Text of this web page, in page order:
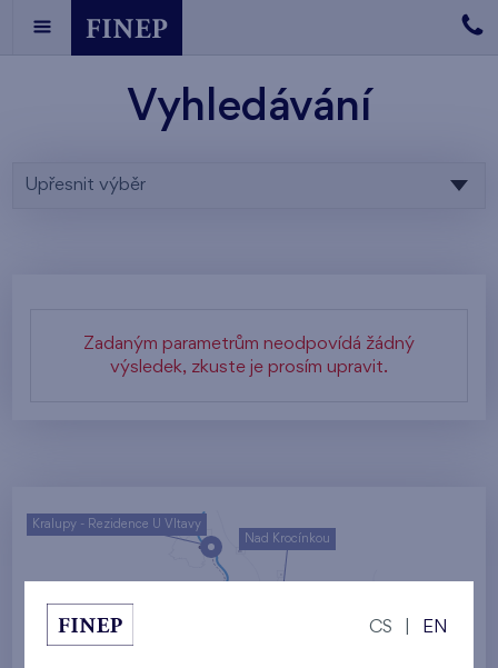
Vyhledávání
Upřesnit výběr
Zadaným parametrům neodpovídá žádný
výsledek, zkuste je prosím upravit.
Nad Krocínkou
Kralupy - Rezidence U Vltavy
CS EN